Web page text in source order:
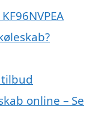
online – Se